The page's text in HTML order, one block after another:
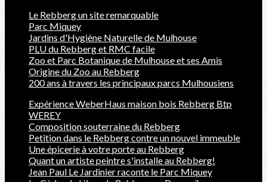
Le Rebberg un site remarquable
Parc Miquey
Jardins d'Hygiène Naturelle de Mulhouse
PLU du Rebberg et RMC facile
Zoo et Parc Botanique de Mulhouse et ses Amis
Origine du Zoo au Rebberg
200 ans à travers les principaux parcs Mulhousiens
Expérience WeberHaus maison bois Rebberg Btp
WEREY
Composition souterraine du Rebberg
Petition dans le Rebberg contre un nouvel immeuble
Une épicerie à votre porte au Rebberg
Quant un artiste peintre s'installe au Rebberg!
Jean Paul Le Jardinier raconte le Parc Miquey